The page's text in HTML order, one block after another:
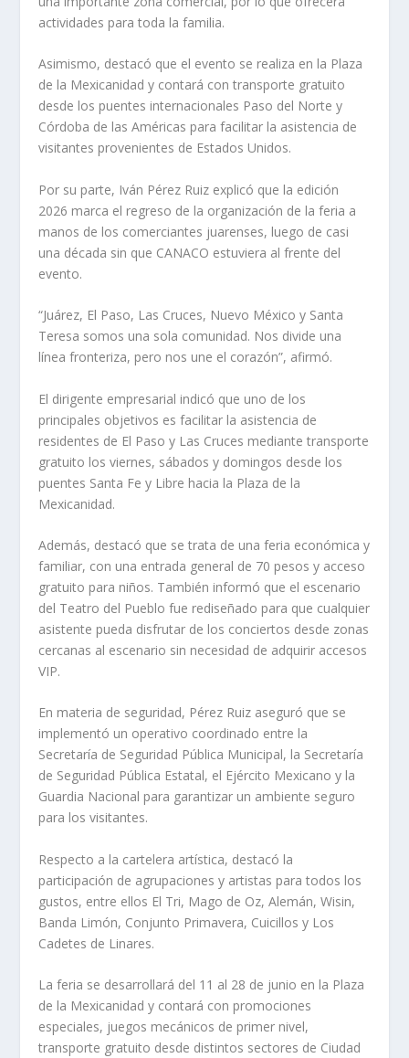
actividades para toda la familia.
Asimismo, destacó que el evento se realiza en la Plaza
de la Mexicanidad y contará con transporte gratuito
desde los puentes internacionales Paso del Norte y
Córdoba de las Américas para facilitar la asistencia de
visitantes provenientes de Estados Unidos.
Por su parte, Iván Pérez Ruiz explicó que la edición
2026 marca el regreso de la organización de la feria a
manos de los comerciantes juarenses, luego de casi
una década sin que CANACO estuviera al frente del
evento.
“Juárez, El Paso, Las Cruces, Nuevo México y Santa
Teresa somos una sola comunidad. Nos divide una
línea fronteriza, pero nos une el corazón”, afirmó.
El dirigente empresarial indicó que uno de los
principales objetivos es facilitar la asistencia de
residentes de El Paso y Las Cruces mediante transporte
gratuito los viernes, sábados y domingos desde los
puentes Santa Fe y Libre hacia la Plaza de la
Mexicanidad.
Además, destacó que se trata de una feria económica y
familiar, con una entrada general de 70 pesos y acceso
gratuito para niños. También informó que el escenario
del Teatro del Pueblo fue rediseñado para que cualquier
asistente pueda disfrutar de los conciertos desde zonas
cercanas al escenario sin necesidad de adquirir accesos
VIP.
En materia de seguridad, Pérez Ruiz aseguró que se
implementó un operativo coordinado entre la
Secretaría de Seguridad Pública Municipal, la Secretaría
de Seguridad Pública Estatal, el Ejército Mexicano y la
Guardia Nacional para garantizar un ambiente seguro
para los visitantes.
Respecto a la cartelera artística, destacó la
participación de agrupaciones y artistas para todos los
gustos, entre ellos El Tri, Mago de Oz, Alemán, Wisin,
Banda Limón, Conjunto Primavera, Cuicillos y Los
Cadetes de Linares.
La feria se desarrollará del 11 al 28 de junio en la Plaza
de la Mexicanidad y contará con promociones
especiales, juegos mecánicos de primer nivel,
transporte gratuito desde distintos sectores de Ciudad